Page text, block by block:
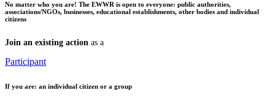
No matter who you are! The EWWR is open to everyone: public authorities,
associations/NGOs, businesses, educational establishments, other bodies and individual
citizens
Join an existing action as a
Participant
If you are: an individual citizen or a group